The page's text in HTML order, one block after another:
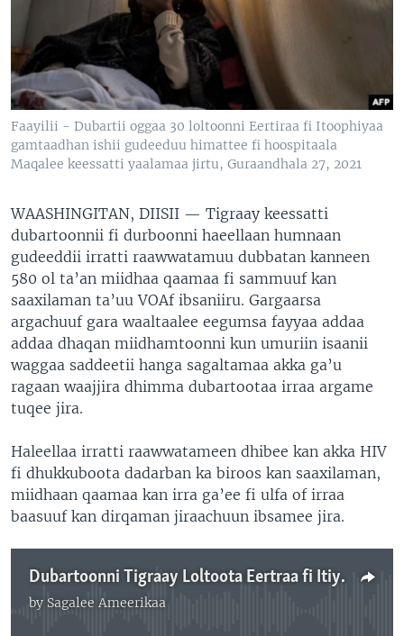
Faayilii - Dubartii oggaa 30 loltoonni Eertiraa fi Itoophiyaa
gamtaadhan ishii gudeeduu himattee fi hoospitaala
Maqalee keessatti yaalamaa jirtu, Guraandhala 27, 2021
WAASHINGITAN, DIISII — Tigraay keessatti
dubartoonnii fi durboonni haeellaan humnaan
gudeeddii irratti raawwatamuu dubbatan kanneen
580 ol ta’an miidhaa qaamaa fi sammuuf kan
saaxilaman ta’uu VOAf ibsaniiru. Gargaarsa
argachuuf gara waaltaalee eegumsa fayyaa addaa
addaa dhaqan miidhamtoonni kun umuriin isaanii
waggaa saddeetii hanga sagaltamaa akka ga’u
ragaan waajjira dhimma dubartootaa irraa argame
tuqee jira.
Haleellaa irratti raawwatameen dhibee kan akka HIV
fi dhukkuboota dadarban ka biroos kan saaxilaman,
miidhaan qaamaa kan irra ga’ee fi ulfa of irraa
baasuuf kan dirqaman jiraachuun ibsamee jira.
Dubartoonni Tigraay Loltoota Eertraa fi Itiyoopiyaan Humnaan Gudeedamuu Dubbatu
by Sagalee Ameerikaa
No media source currently available